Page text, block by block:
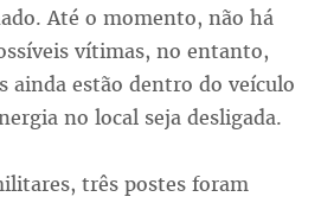
Até o momento, não há
vítimas, no entanto,
ainda estão dentro do veículo
no local seja desligada.
três postes foram